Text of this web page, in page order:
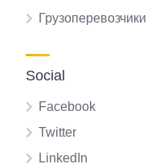
Грузоперевозчики
Social
Facebook
Twitter
LinkedIn